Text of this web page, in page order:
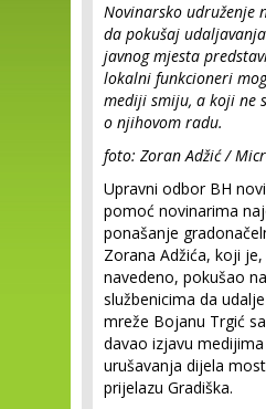
Novinarsko udruženje
da pokušaj
javnog mjesta
lokalni funkcioneri
mediji smiju, a koji ne
o njihovom radu.
foto: Zoran Adžić /
Upravni odbor BH
pomoć novinarima
ponašanje
Zorana Adžića, koji
navedeno, pokušao
službenicima da
mreže Bojanu Trgić
davao izjavu
urušavanja dijela
prijelazu Gradiška.